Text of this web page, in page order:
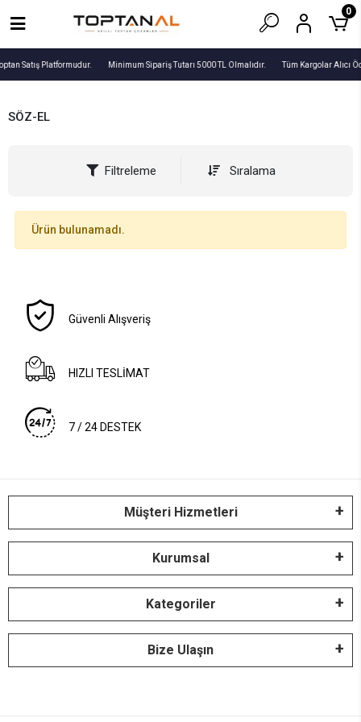
Satış Platformudur. Minimum Sipariş Tutarı 5000 TL Olmalıdır. Tüm Kargolar Alıcı
0
SÖZ-EL
Filtreleme Sıralama
Ürün bulunamadı.
Güvenli Alışveriş
HIZLI TESLİMAT
7 / 24 DESTEK
Müşteri Hizmetleri
Kurumsal
Kategoriler
Bize Ulaşın